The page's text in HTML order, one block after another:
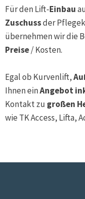
Für den Lift-Einbau
Zuschussder
übernehmen wir die
Preise/ Kosten.
Egal ob Kurvenlift,
Ihnen einAngebot
Kontakt zu großen
wie TK Access, Lifta,